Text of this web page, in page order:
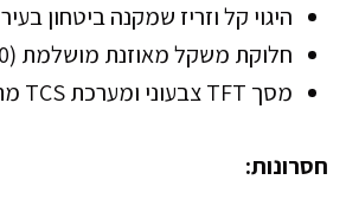
היגוי קל וזריז שמקנה ביטחון בעיר
חלוקת משקל מאוזנת מושלמת (50/50)
מסך TFT צבעוני ומערכת TCS מתקדמת
חסרונות: